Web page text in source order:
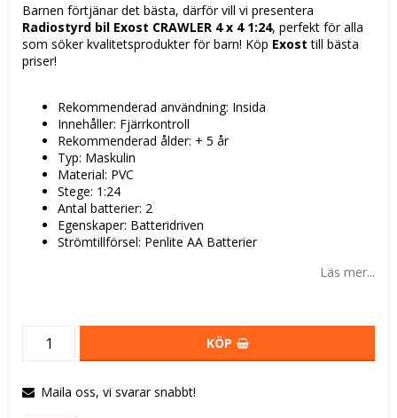
Barnen förtjänar det bästa, därför vill vi presentera
Radiostyrd bil Exost CRAWLER 4 x 4 1:24, perfekt för alla
som söker kvalitetsprodukter för barn! Köp Exost till bästa
priser!
Rekommenderad användning: Insida
Innehåller: Fjärrkontroll
Rekommenderad ålder: + 5 år
Typ: Maskulin
Material: PVC
Stege: 1:24
Antal batterier: 2
Egenskaper: Batteridriven
Strömtillförsel: Penlite AA Batterier
Läs mer...
KÖP
Maila oss, vi svarar snabbt!